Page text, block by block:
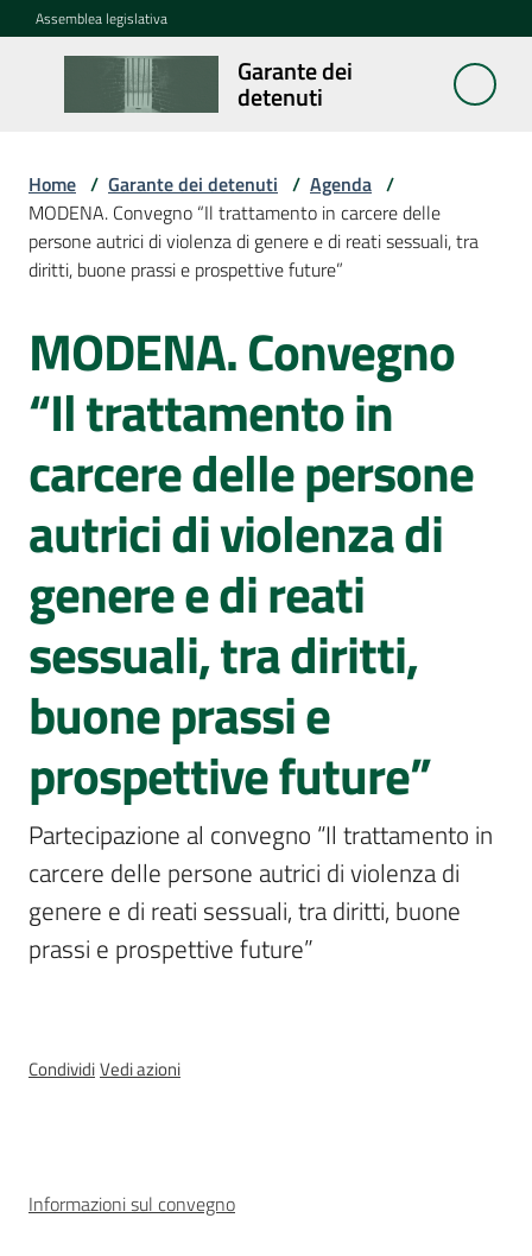
Vai al contenuto
Vai alla navigazione
Vai al footer
Assemblea legislativa
Garante dei
detenuti
Garante
dei
Cosa
fa
Notizie
Segnalazioni
Assemblea
legislativa
Assemblea
Attività
Argomenti
Per i media
Per i cittadini
Home / Garante dei detenuti / Agenda /
MODENA. Convegno “Il trattamento in carcere delle
persone autrici di violenza di genere e di reati sessuali, tra
diritti, buone prassi e prospettive future”
Salta al contenuto
MODENA. Convegno
“Il trattamento in
carcere delle persone
autrici di violenza di
genere e di reati
sessuali, tra diritti,
buone prassi e
prospettive future”
Partecipazione al convegno “Il trattamento in
carcere delle persone autrici di violenza di
genere e di reati sessuali, tra diritti, buone
prassi e prospettive future”
CondividiVedi azioni
Cos'è
Informazioni sul convegno